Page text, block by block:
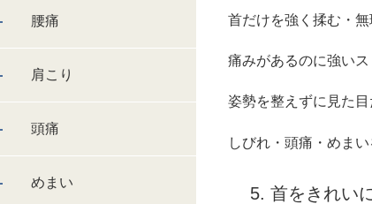
腰痛
肩こり
頭痛
めまい
首だけを強く揉む・
痛みがあるのに強い
姿勢を整えずに見た
しびれ・頭痛・めま
5. 首をきれい